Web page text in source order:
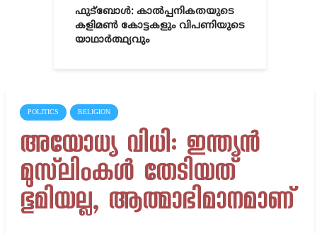
ഫുട്ബോൾ: കാൽപ്പനികതയുടെ
കളിമൺ കോട്ടകളും വിപണിയുടെ
യാഥാർത്ഥ്യവും
POLITICS RELIGION
അയോധ്യ വിധി: ഇന്ത്യൻ
മുസ്‌ലിംകൾ തേടിയത്
ഭൂമിയല്ല, ആത്മാഭിമാനമാണ്